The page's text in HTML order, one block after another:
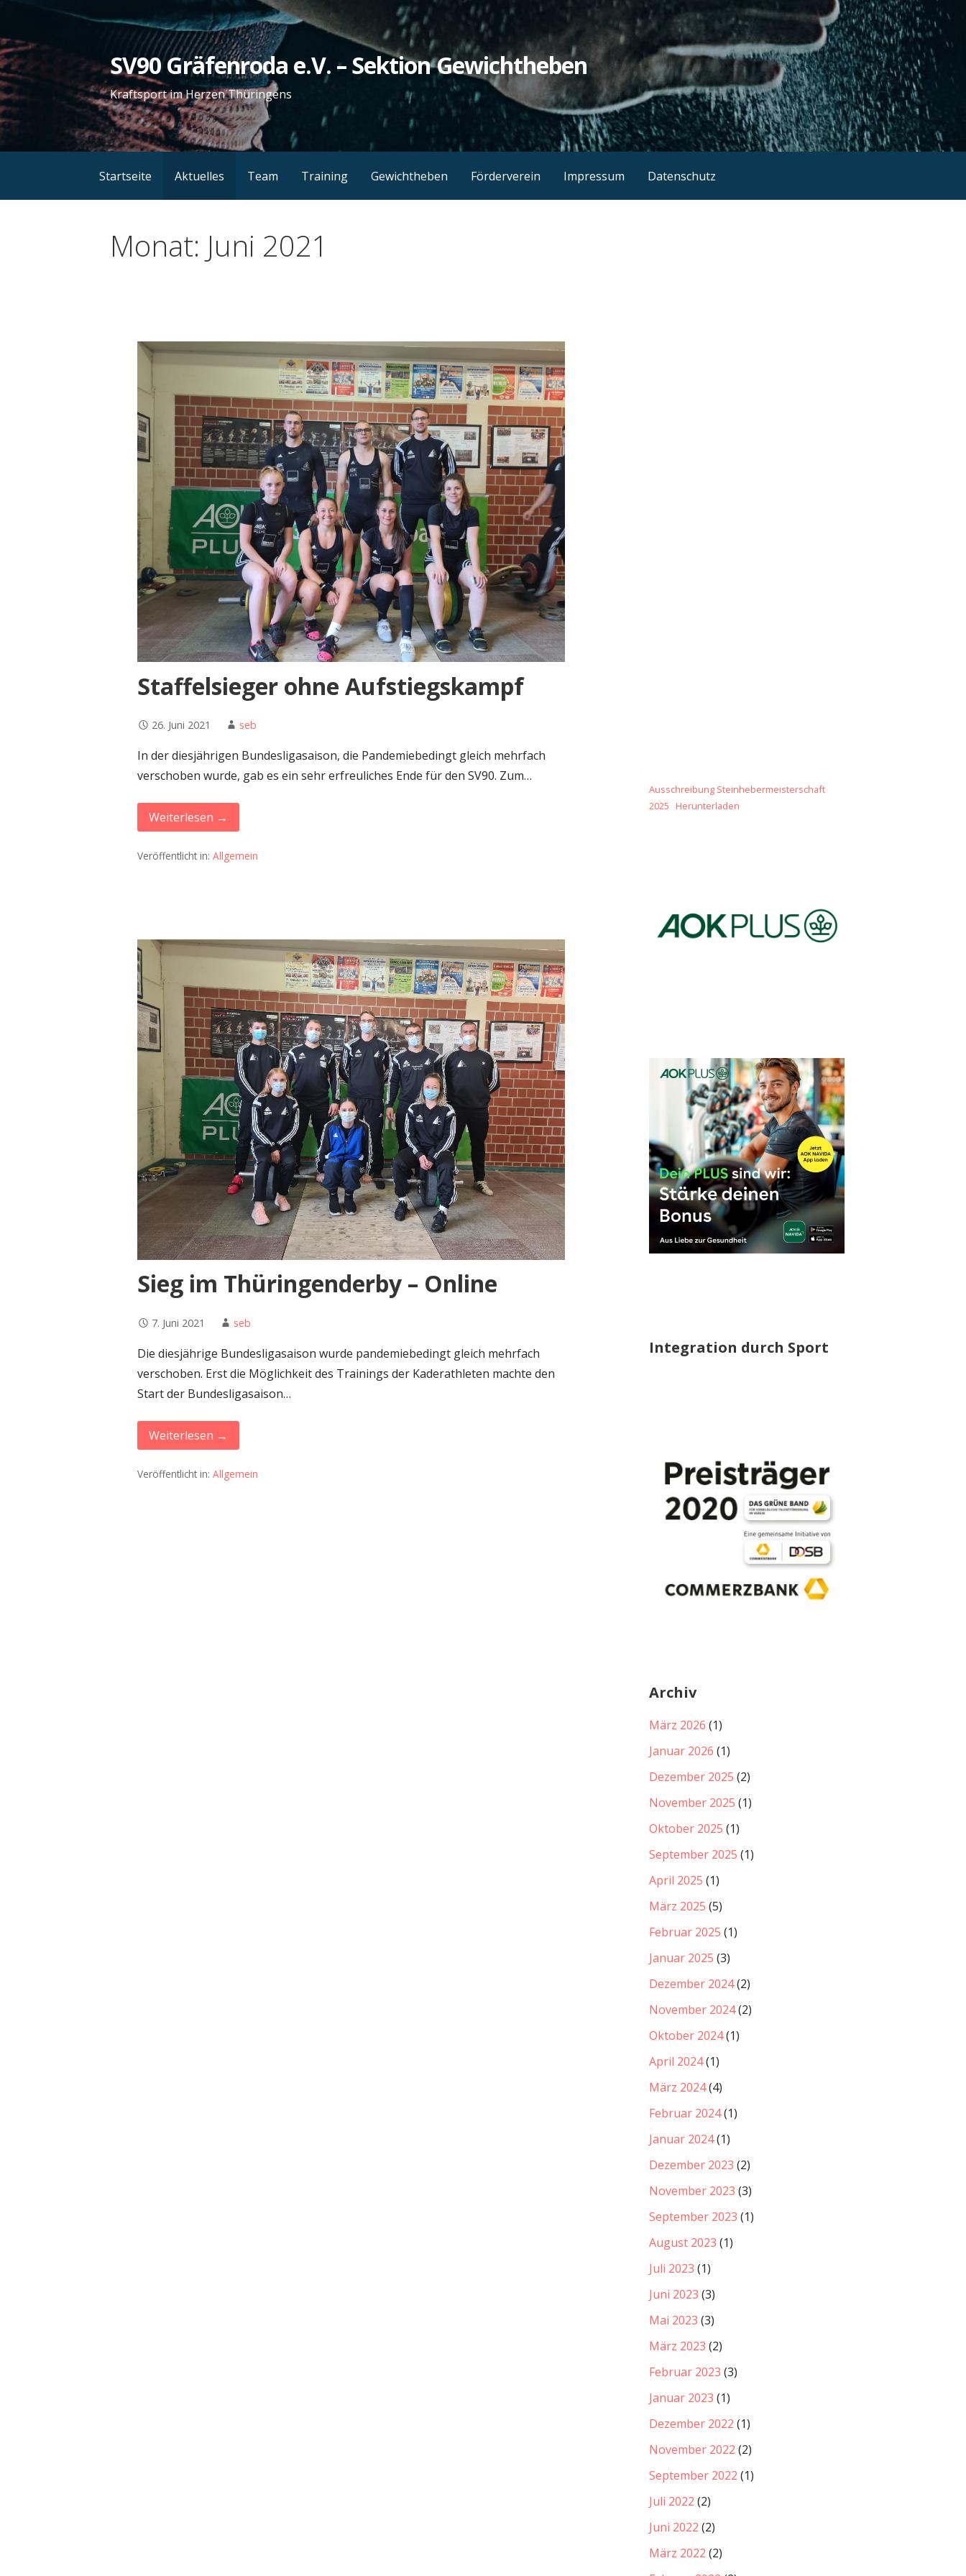
springen
SV90 Gräfenroda e.V. – Sektion Gewichtheben
Kraftsport im Herzen Thüringens
Startseite Aktuelles Team Training Gewichtheben Förderverein Impressum Datenschutz
Monat: Juni 2021
Staffelsieger ohne Aufstiegskampf
26. Juni 2021 seb
In der diesjährigen Bundesligasaison, die Pandemiebedingt gleich mehrfach
verschoben wurde, gab es ein sehr erfreuliches Ende für den SV90. Zum…
Weiterlesen →
Veröffentlicht in:Allgemein
Sieg im Thüringenderby – Online
7. Juni 2021 seb
Die diesjährige Bundesligasaison wurde pandemiebedingt gleich mehrfach
verschoben. Erst die Möglichkeit des Trainings der Kaderathleten machte den
Start der Bundesligasaison…
Weiterlesen →
Veröffentlicht in:Allgemein
Ausschreibung Steinhebermeisterschaft
2025
Herunterladen
Integration durch Sport
Archiv
März 2026 (1)
Januar 2026 (1)
Dezember 2025 (2)
November 2025 (1)
Oktober 2025 (1)
September 2025 (1)
April 2025 (1)
März 2025 (5)
Februar 2025 (1)
Januar 2025 (3)
Dezember 2024(2)
November 2024(2)
Oktober 2024(1)
April 2024(1)
März 2024(4)
Februar 2024(1)
Januar 2024(1)
Dezember 2023 (2)
November 2023 (3)
September 2023 (1)
August 2023 (1)
Juli 2023 (1)
Juni 2023 (3)
Mai 2023 (3)
März 2023 (2)
Februar 2023 (3)
Januar 2023 (1)
Dezember 2022 (1)
November 2022 (2)
September 2022 (1)
Juli 2022 (2)
Juni 2022 (2)
März 2022 (2)